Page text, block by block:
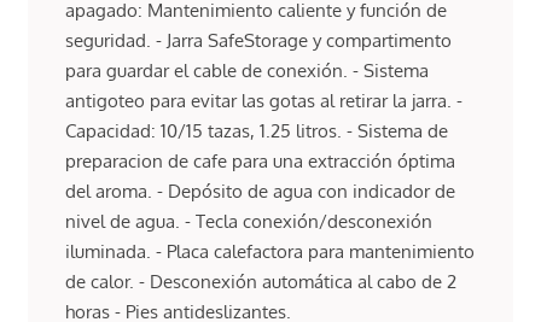
apagado: Mantenimiento caliente y función de
seguridad. - Jarra SafeStorage y compartimento
para guardar el cable de conexión. - Sistema
antigoteo para evitar las gotas al retirar la jarra. -
Capacidad: 10/15 tazas, 1.25 litros. - Sistema de
preparacion de cafe para una extracción óptima
del aroma. - Depósito de agua con indicador de
nivel de agua. - Tecla conexión/desconexión
iluminada. - Placa calefactora para mantenimiento
de calor. - Desconexión automática al cabo de 2
horas - Pies antideslizantes.